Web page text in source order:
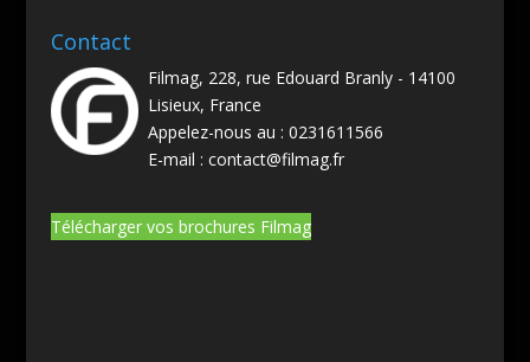
Contact
Filmag, 228, rue Edouard Branly - 14100
Lisieux, France
Appelez-nous au : 0231611566
E-mail : contact@filmag.fr
Télécharger vos brochures Filmag